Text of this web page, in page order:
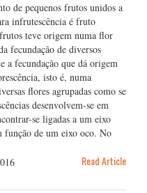
de pequenos frutos unidos a
infrutescência é fruto
teve origem numa flor
fecundação de diversos
a fecundação que dá origem
isto é, numa
flores agrupadas como se
desenvolvem-se em
se ligadas a um eixo
função de um eixo oco. No
Read Article